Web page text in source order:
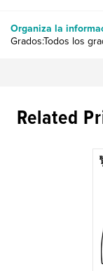
Organiza la
Grados:Todos los
Related